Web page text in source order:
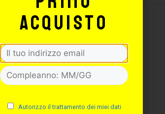
acquisto
Autorizzo il trattamento dei miei dati